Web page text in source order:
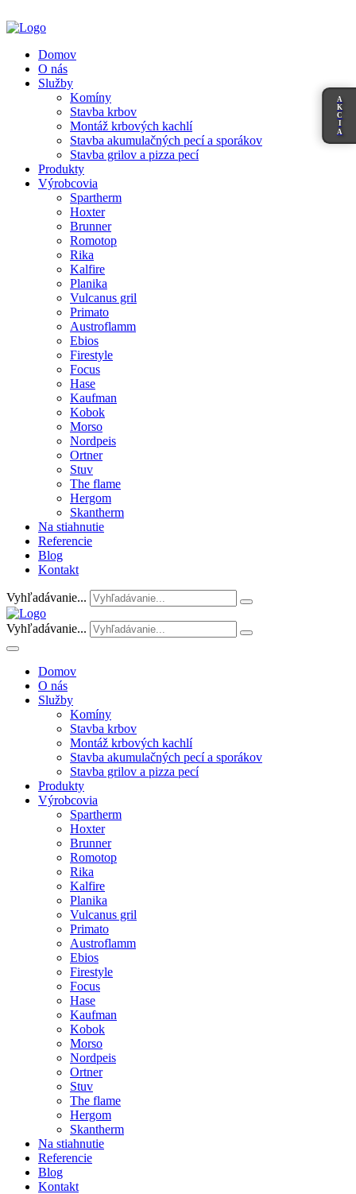
Domov
O nás
Služby
Komíny
Stavba krbov
Montáž krbových kachlí
Stavba akumulačných pecí a sporákov
Stavba grilov a pizza pecí
Produkty
Výrobcovia
Spartherm
Hoxter
Brunner
Romotop
Rika
Kalfire
Planika
Vulcanus gril
Primato
Austroflamm
Ebios
Firestyle
Focus
Hase
Kaufman
Kobok
Morso
Nordpeis
Ortner
Stuv
The flame
Hergom
Skantherm
Na stiahnutie
Referencie
Blog
Kontakt
Vyhľadávanie...
Vyhľadávanie...
Domov
O nás
Služby
Komíny
Stavba krbov
Montáž krbových kachlí
Stavba akumulačných pecí a sporákov
Stavba grilov a pizza pecí
Produkty
Výrobcovia
Spartherm
Hoxter
Brunner
Romotop
Rika
Kalfire
Planika
Vulcanus gril
Primato
Austroflamm
Ebios
Firestyle
Focus
Hase
Kaufman
Kobok
Morso
Nordpeis
Ortner
Stuv
The flame
Hergom
Skantherm
Na stiahnutie
Referencie
Blog
Kontakt
A
K
C
I
A